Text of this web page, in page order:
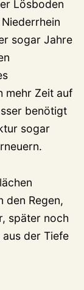
Lösboden
sogar Jahre
mehr Zeit auf
benötigt
sogar
den Regen,
später noch
der Tiefe